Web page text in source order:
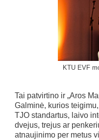
KTU EVF
Tai patvirtino ir „Aros
Galminė, kurios
TJO standartus, laivo
dvejus, trejus ar
atnaujinimo per metus